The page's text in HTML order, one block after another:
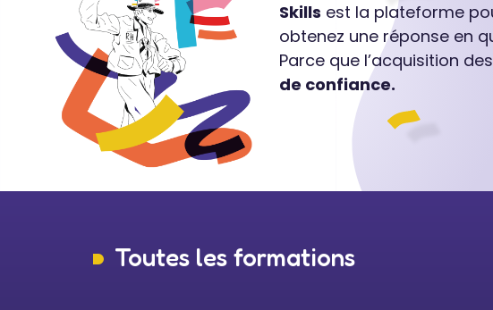
Skills est la plateforme
obtenez une réponse en
Parce que l’acquisition
de confiance.
Toutes les formations